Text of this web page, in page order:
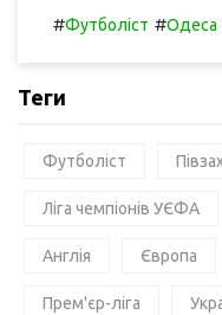
#Футболіст #Одеса
Теги
Футболіст
Ліга чемпіонів УЄФА
Англія Європа
Прем'єр-ліга